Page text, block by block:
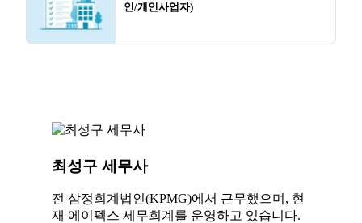
인/개인사업자)
최성구 세무사
전 삼정회계법인(KPMG)에서 근무했으며, 현
재 에이펙스 세무회계를 운영하고 있습니다.